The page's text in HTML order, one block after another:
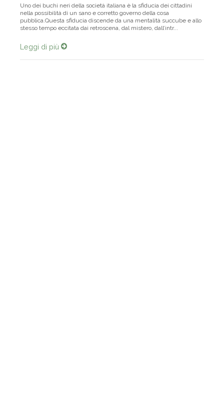
Uno dei buchi neri della società italiana è la sfiducia dei cittadini
nella possibilità di un sano e corretto governo della cosa
pubblica.Questa sfiducia discende da una mentalità succube e allo
stesso tempo eccitata dai retroscena, dal mistero, dall’intr...
Leggi di più